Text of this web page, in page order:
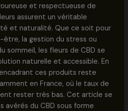
et respectueuse de
assurent un véritable
et naturalité. Que ce soit pour
être, la gestion du stress ou
sommeil, les fleurs de CBD se
naturelle et accessible. En
ces produits reste
en France, où le taux de
rester très bas. Cet article se
avérés du CBD sous forme